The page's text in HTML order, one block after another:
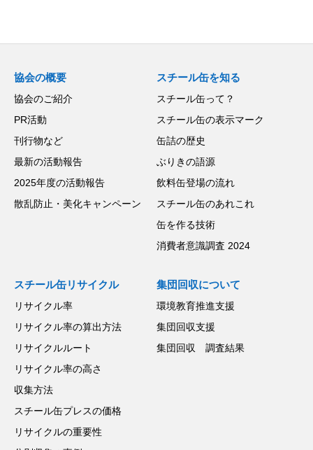
協会の概要
協会のご紹介
PR活動
刊行物など
最新の活動報告
2025年度の活動報告
散乱防止・美化キャンペーン
スチール缶を知る
スチール缶って？
スチール缶の表示マーク
缶詰の歴史
ぶりきの語源
飲料缶登場の流れ
スチール缶のあれこれ
缶を作る技術
消費者意識調査 2024
スチール缶リサイクル
リサイクル率
リサイクル率の算出方法
リサイクルルート
リサイクル率の高さ
収集方法
スチール缶プレスの価格
リサイクルの重要性
集団回収について
環境教育推進支援
集団回収支援
集団回収 調査結果